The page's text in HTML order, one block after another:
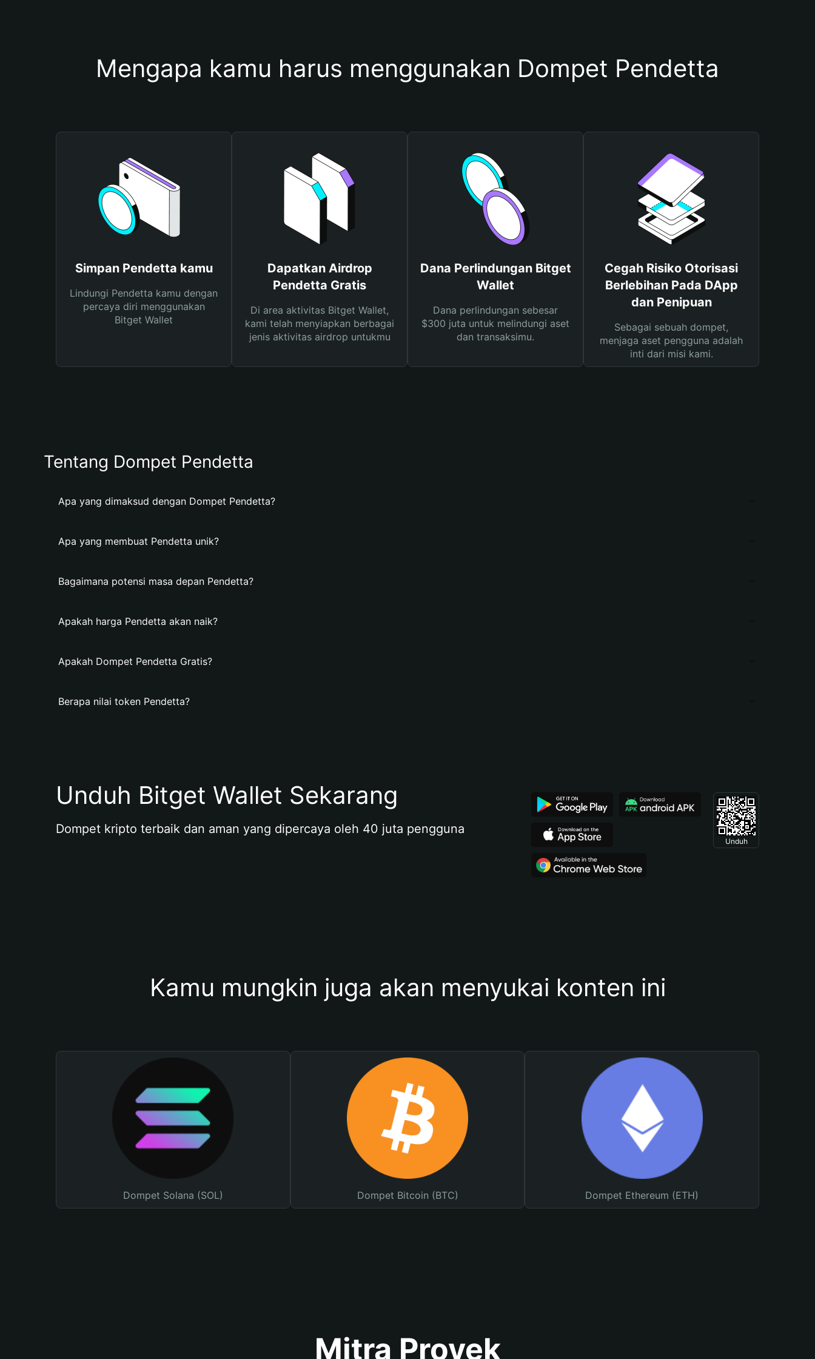
Mengapa kamu harus menggunakan Dompet Pendetta
Simpan Pendetta kamu
Lindungi Pendetta kamu dengan
percaya diri menggunakan
Bitget Wallet
Dapatkan Airdrop
Pendetta Gratis
Di area aktivitas Bitget Wallet,
kami telah menyiapkan berbagai
jenis aktivitas airdrop untukmu
Dana Perlindungan Bitget
Wallet
Dana perlindungan sebesar
$300 juta untuk melindungi aset
dan transaksimu.
Cegah Risiko Otorisasi
Berlebihan Pada DApp
dan Penipuan
Sebagai sebuah dompet,
menjaga aset pengguna adalah
inti dari misi kami.
Tentang Dompet Pendetta
Apa yang dimaksud dengan Dompet Pendetta?
Apa yang membuat Pendetta unik?
Bagaimana potensi masa depan Pendetta?
Apakah harga Pendetta akan naik?
Apakah Dompet Pendetta Gratis?
Berapa nilai token Pendetta?
Unduh Bitget Wallet Sekarang
Dompet kripto terbaik dan aman yang dipercaya oleh 40 juta pengguna
Unduh
Kamu mungkin juga akan menyukai konten ini
Dompet Solana (SOL) Dompet Bitcoin (BTC) Dompet Ethereum (ETH)
Mitra Proyek